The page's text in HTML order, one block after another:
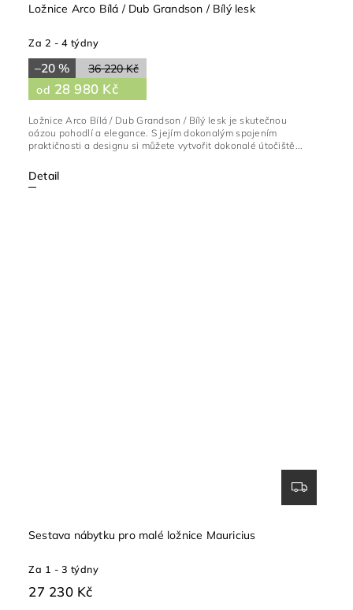
Ložnice Arco Bílá / Dub Grandson / Bílý lesk
Za 2 - 4 týdny
36 220 Kč
–20 %
od 28 980 Kč
Detail
Ložnice Arco Bílá / Dub Grandson / Bílý lesk je skutečnou
oázou pohodlí a elegance. S jejím dokonalým spojením
praktičnosti a designu si můžete vytvořit dokonalé útočiště...
Sestava nábytku pro malé ložnice Mauricius
Za 1 - 3 týdny
27 230 Kč